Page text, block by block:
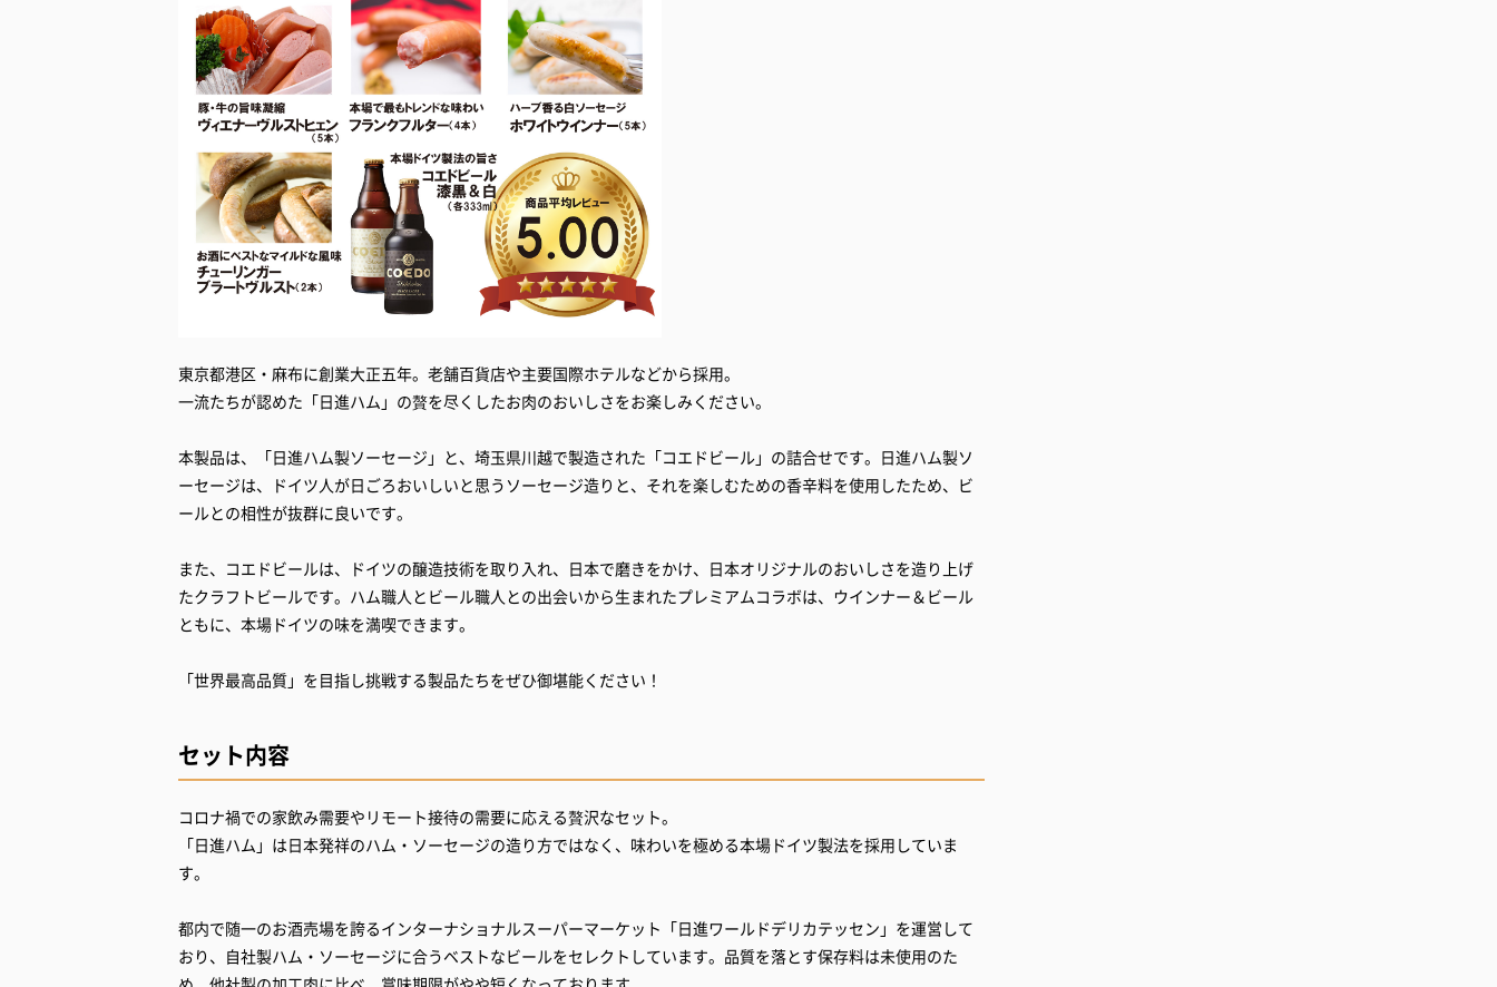
東京都港区・麻布に創業大正五年。老舗百貨店や主要国際ホテルなどから採用。
一流たちが認めた「日進ハム」の贅を尽くしたお肉のおいしさをお楽しみください。
本製品は、「日進ハム製ソーセージ」と、埼玉県川越で製造された「コエドビール」の詰合せです。日進ハム製ソ
ーセージは、ドイツ人が日ごろおいしいと思うソーセージ造りと、それを楽しむための香辛料を使用したため、ビ
ールとの相性が抜群に良いです。
また、コエドビールは、ドイツの醸造技術を取り入れ、日本で磨きをかけ、日本オリジナルのおいしさを造り上げ
たクラフトビールです。ハム職人とビール職人との出会いから生まれたプレミアムコラボは、ウインナー＆ビール
ともに、本場ドイツの味を満喫できます。
「世界最高品質」を目指し挑戦する製品たちをぜひ御堪能ください！
セット内容
コロナ禍での家飲み需要やリモート接待の需要に応える贅沢なセット。
「日進ハム」は日本発祥のハム・ソーセージの造り方ではなく、味わいを極める本場ドイツ製法を採用していま
す。
都内で随一のお酒売場を誇るインターナショナルスーパーマーケット「日進ワールドデリカテッセン」を運営して
おり、自社製ハム・ソーセージに合うベストなビールをセレクトしています。品質を落とす保存料は未使用のた